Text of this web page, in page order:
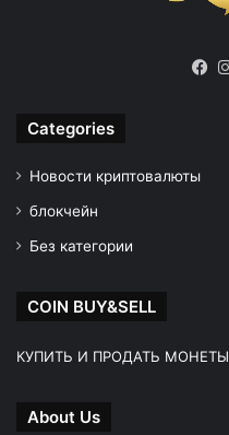
Categories
Новости криптовалюты
блокчейн
Без категории
COIN BUY&SELL
КУПИТЬ И ПРОДАТЬ МОНЕТЫ
About Us